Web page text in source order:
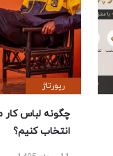
رپورتاژ
چگونه لباس
انتخاب کنیم؟